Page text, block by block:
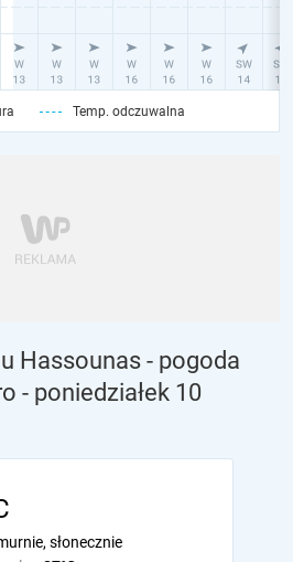
Temp. odczuwalna
Hassounas - pogoda
- poniedziałek 10
słonecznie